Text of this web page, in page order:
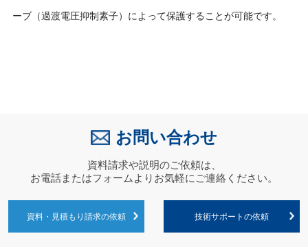
ーブ（過渡電圧抑制素子）によって保護することが可能です。
お問い合わせ
資料請求や説明のご依頼は、
お電話またはフォームよりお気軽にご連絡ください。
資料・見積もり請求の依頼 技術サポートの依頼